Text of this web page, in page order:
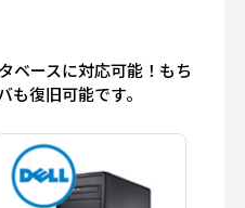
ベースに対応可能！もち
も復旧可能です。